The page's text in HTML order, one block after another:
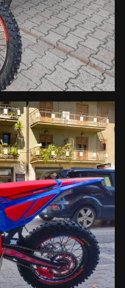
neri.
filtro olio in alluminio
all’utilizzo del
accessori Factory
moto.
il modello 300 2T. La
72 mm a 69,9), di
da 66 a 67,4mm)
è stato quindi
nuovo pistone dedicato.
interamente
per creare una
nuove geometrie del
candela.
2T che su 300 2T) porta